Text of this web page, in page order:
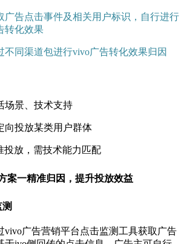
广告点击事件及相关用户标识，自行进行
转化效果
不同渠道包进行vivo广告转化效果归因
场景、技术支持
向投放某类用户群体
投放，需技术能力匹配
案一精准归因，提升投放效益
vivo广告营销平台点击监测工具获取广告